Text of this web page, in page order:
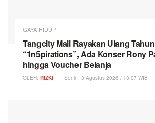
GAYA HIDUP
Tangcity Mall Rayakan Ulang
“1n5pirations”, Ada Konser Rony
hingga Voucher Belanja
OLEH: RIZKI Senin, 3 Agustus 2026 / 13:07 WIB